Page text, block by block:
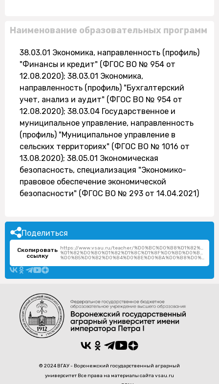
Наименование образовательных программ
38.03.01 Экономика, направленность (профиль)
"Финансы и кредит" (ФГОС ВО № 954 от
12.08.2020); 38.03.01 Экономика,
направленность (профиль) "Бухгалтерский
учет, анализ и аудит" (ФГОС ВО № 954 от
12.08.2020); 38.03.04 Государственное и
муниципальное управление, направленность
(профиль) "Муниципальное управление в
сельских территориях" (ФГОС ВО № 1016 от
13.08.2020); 38.05.01 Экономическая
безопасность, специализация "Экономико-
правовое обеспечение экономической
безопасности" (ФГОС ВО № 293 от 14.04.2021)
Поделиться
Скопировать
ссылку
https://www.vsau.ru/teacher/
%D1%82%D0%B0%D1%82%D1%8C%D1%8F%D0%BD%D0%B0-
%D0%B5%D0%B2%D0%B4%D0%BE%D0%BA%D0%B8%D0%BC%D0%BE%D0%B2%D0%BD%D0%B0/
© 2024 ВГАУ - Воронежский государственный аграрный
университет Все права на материалы сайта vsau.ru